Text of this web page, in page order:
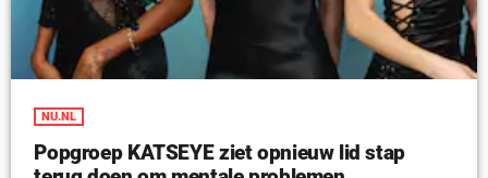
NU.NL
Popgroep KATSEYE ziet opnieuw lid stap